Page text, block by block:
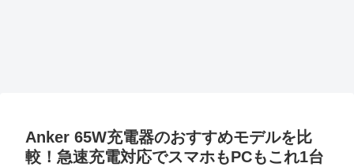
Anker 65W充電器のおすすめモデルを比
較！急速充電対応でスマホもPCもこれ1台